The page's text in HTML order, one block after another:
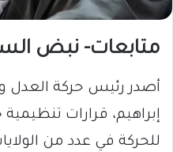
متابعات- نبض
أصدر رئيس حركة العدل
إبراهيم، قرارات
للحركة في عدد من